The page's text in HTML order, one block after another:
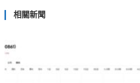
導
覽
相關新聞